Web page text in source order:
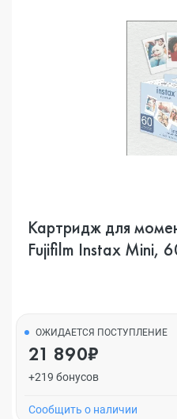
Картридж для
Fujifilm Instax Mini,
ОЖИДАЕТСЯ ПОСТУПЛЕНИЕ
21 890₽
+219 бонусов
Cообщить о наличии